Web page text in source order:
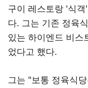
구이 레스토랑 '식
다. 그는 기존 정육
있는 하이엔드 비스
었다고 했다.
그는 "보통 정육식